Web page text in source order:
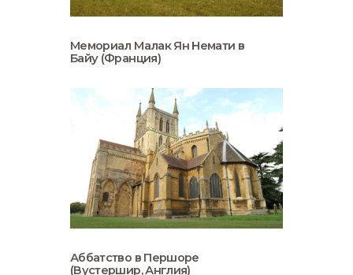
Мемориал Малак Ян Немати в
Байу (Франция)
Аббатство в Першоре
(Вустершир, Англия)